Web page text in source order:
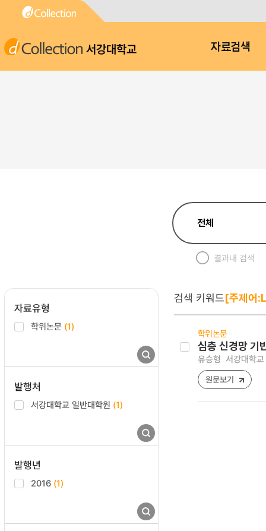
서강대학교 자료검색
결과내 검색
자료유형
학위논문 (1)
발행처
서강대학교 일반대학원 (1)
발행년
2016 (1)
검색 키워드[주제
학위논문
심층 신경망 기
유승형 서강대학
원문보기